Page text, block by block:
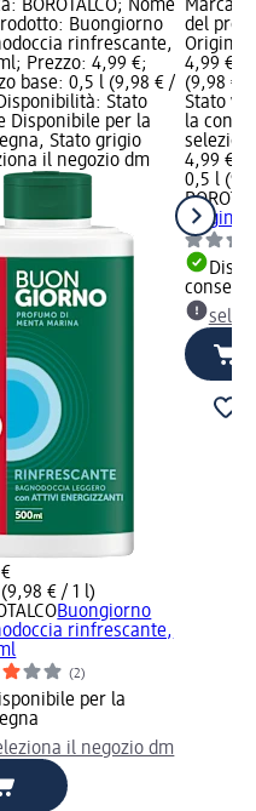
BOROTALCO; Nome
Buongiorno
rinfrescante,
Prezzo: 4,99 €;
base: 0,5 l (9,98 € /
Stato
Disponibile per la
Stato grigio
il negozio dm
€ / 1 l)
Buongiorno
rinfrescante,
(2)
per la
il negozio dm
Marca:
del
4,99 €;
(9,98 €
Stato
la
4,99 €
0,5 l